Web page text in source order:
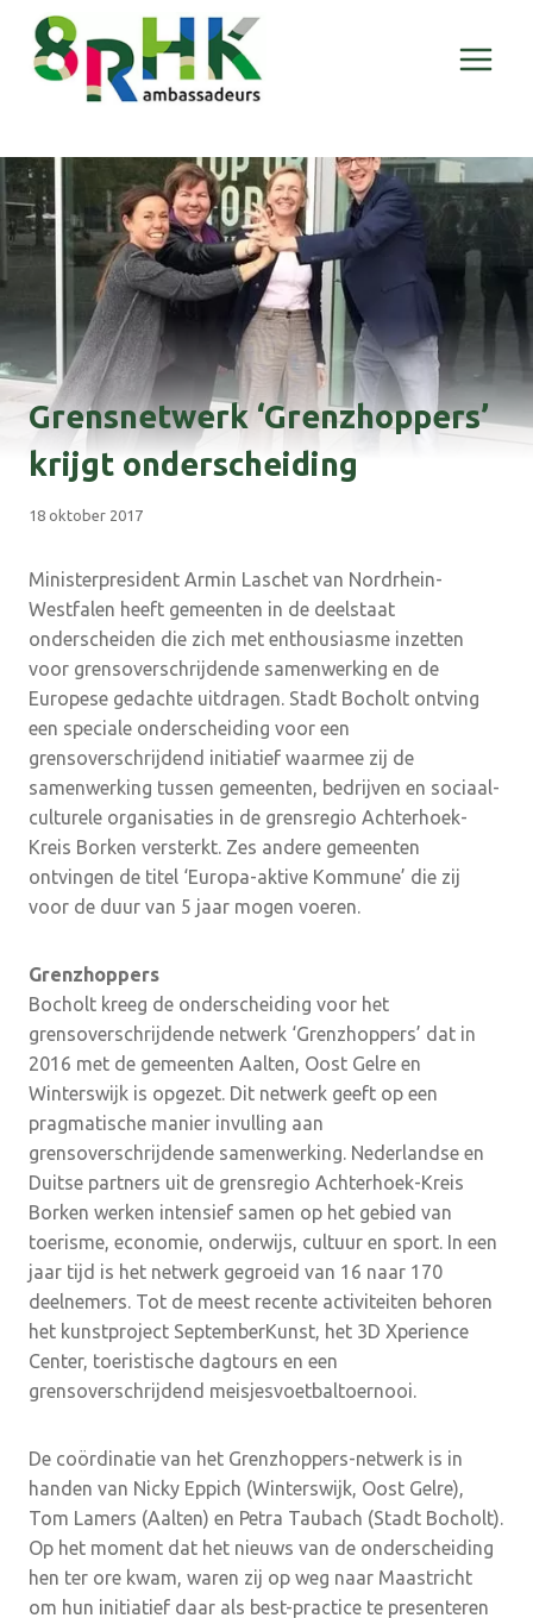
Doorgaan
naar
inhoud
Grensnetwerk ‘Grenzhoppers’
krijgt onderscheiding
18 oktober 2017
Ministerpresident Armin Laschet van Nordrhein-
Westfalen heeft gemeenten in de deelstaat
onderscheiden die zich met enthousiasme inzetten
voor grensoverschrijdende samenwerking en de
Europese gedachte uitdragen. Stadt Bocholt ontving
een speciale onderscheiding voor een
grensoverschrijdend initiatief waarmee zij de
samenwerking tussen gemeenten, bedrijven en sociaal-
culturele organisaties in de grensregio Achterhoek-
Kreis Borken versterkt. Zes andere gemeenten
ontvingen de titel ‘Europa-aktive Kommune’ die zij
voor de duur van 5 jaar mogen voeren.
Grenzhoppers
Bocholt kreeg de onderscheiding voor het
grensoverschrijdende netwerk ‘Grenzhoppers’ dat in
2016 met de gemeenten Aalten, Oost Gelre en
Winterswijk is opgezet. Dit netwerk geeft op een
pragmatische manier invulling aan
grensoverschrijdende samenwerking. Nederlandse en
Duitse partners uit de grensregio Achterhoek-Kreis
Borken werken intensief samen op het gebied van
toerisme, economie, onderwijs, cultuur en sport. In een
jaar tijd is het netwerk gegroeid van 16 naar 170
deelnemers. Tot de meest recente activiteiten behoren
het kunstproject SeptemberKunst, het 3D Xperience
Center, toeristische dagtours en een
grensoverschrijdend meisjesvoetbaltoernooi.
De coördinatie van het Grenzhoppers-netwerk is in
handen van Nicky Eppich (Winterswijk, Oost Gelre),
Tom Lamers (Aalten) en Petra Taubach (Stadt Bocholt).
Op het moment dat het nieuws van de onderscheiding
hen ter ore kwam, waren zij op weg naar Maastricht
om hun initiatief daar als best-practice te presenteren